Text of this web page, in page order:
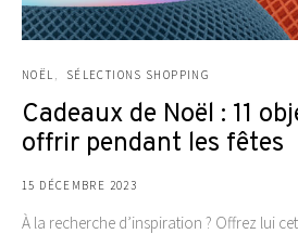
NOËL SÉLECTIONS SHOPPING
Cadeaux de Noël : 11
offrir pendant les fêtes
15 DÉCEMBRE 2023
À la recherche d’inspiration ? Offrez lui